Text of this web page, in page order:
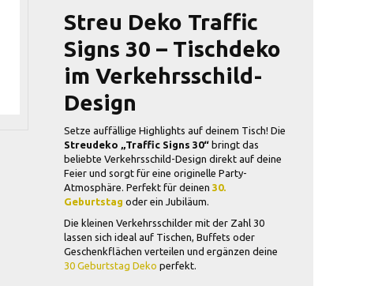
Streu Deko Traffic
Signs 30 – Tischdeko
im Verkehrsschild-
Design
Setze auffällige Highlights auf deinem Tisch! Die
Streudeko „Traffic Signs 30“bringt das
beliebte Verkehrsschild-Design direkt auf deine
Feier und sorgt für eine originelle Party-
Atmosphäre. Perfekt für deinen 30.
Geburtstag oder ein Jubiläum.
Die kleinen Verkehrsschilder mit der Zahl 30
lassen sich ideal auf Tischen, Buffets oder
Geschenkflächen verteilen und ergänzen deine
30 Geburtstag Deko perfekt.